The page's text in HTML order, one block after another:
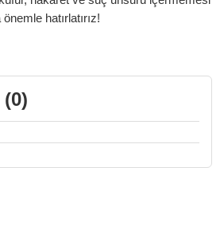
hatırlatırız!
(0)